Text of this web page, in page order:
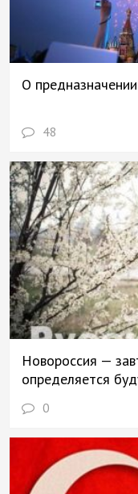
О
48
Новороссия —
определяется
0